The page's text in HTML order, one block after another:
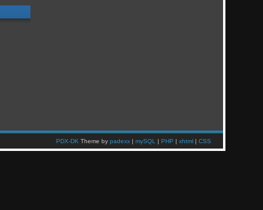
PDX-DK Theme by padexx| mySQL | PHP | xhtml| CSS